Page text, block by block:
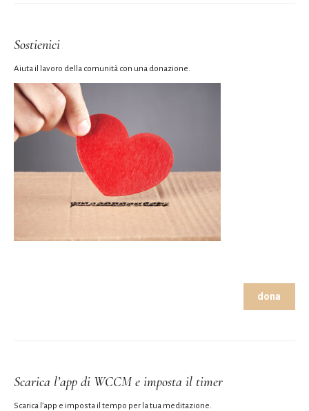
Sostienici
Aiuta il lavoro della comunità con una donazione.
dona
Scarica l’app di WCCM e imposta il timer
Scarica l’app e imposta il tempo per la tua meditazione.